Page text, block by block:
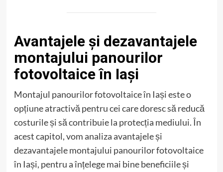
Avantajele și dezavantajele
montajului panourilor
fotovoltaice în Iași
Montajul panourilor fotovoltaice în Iași este o
opțiune atractivă pentru cei care doresc să reducă
costurile și să contribuie la protecția mediului. În
acest capitol, vom analiza avantajele și
dezavantajele montajului panourilor fotovoltaice
în Iași, pentru a înțelege mai bine beneficiile și